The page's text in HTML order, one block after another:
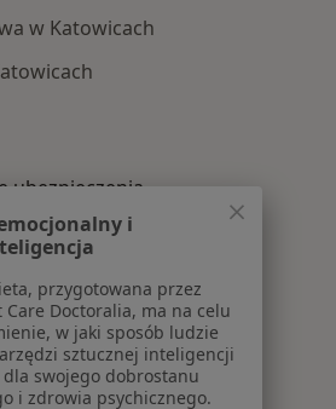
w Katowicach
ubezpieczenia
w Katowicach
w Katowicach
Iduna w Katowicach
w Katowicach
Polska w Katowicach
i
przygotowana przez
Care Doctoralia, ma na celu
w jaki sposób ludzie
sztucznej inteligencji
swojego dobrostanu
i zdrowia psychicznego.